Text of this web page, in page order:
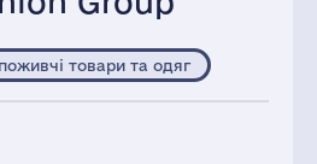
товари та одяг